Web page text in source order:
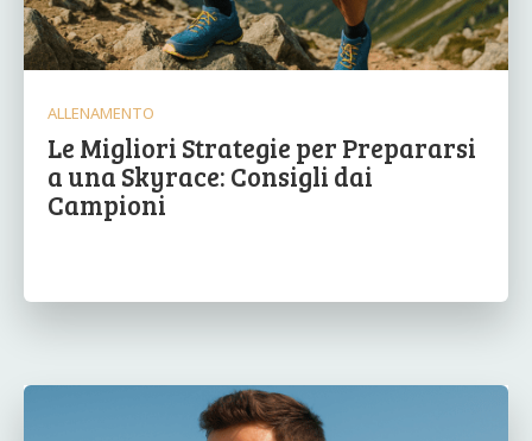
ALLENAMENTO
Le Migliori Strategie per Prepararsi
a una Skyrace: Consigli dai
Campioni